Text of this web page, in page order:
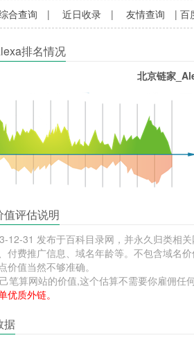
合查询 |近日收录 |友情查询 |百
排名情况
北京链家
评估说明
12-31 发布于百科目录网，并永久归类相
付费推广信息、域名年龄等。不包含域名
价值当然不够准确。
笔算网站的价值,这个估算不需要你雇佣任
优质外链。
据